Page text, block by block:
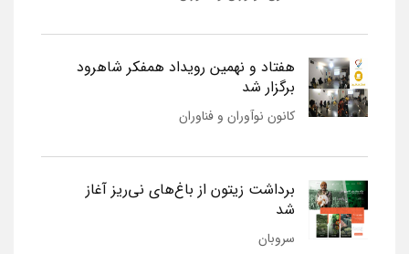
هفتاد و نهمین رویداد همفکر شاهرود
برگزار شد
کانون نوآوران و فناوران
برداشت زیتون از باغ‌های نی‌ریز آغاز
شد
سروبان